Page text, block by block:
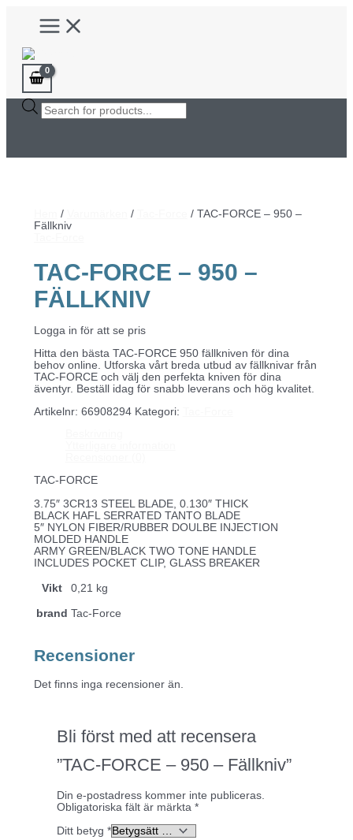
innehåll
Main
Menu
Products
search
/ /
/ TAC-FORCE – 950 –
Fällkniv
TAC-FORCE – 950 –
FÄLLKNIV
Logga in för att se pris
Hitta den bästa TAC-FORCE 950 fällkniven för dina
behov online. Utforska vårt breda utbud av fällknivar från
TAC-FORCE och välj den perfekta kniven för dina
äventyr. Beställ idag för snabb leverans och hög kvalitet.
Artikelnr: 66908294 Kategori:
TAC-FORCE
3.75″ 3CR13 STEEL BLADE, 0.130″ THICK
BLACK HAFL SERRATED TANTO BLADE
5″ NYLON FIBER/RUBBER DOULBE INJECTION
MOLDED HANDLE
ARMY GREEN/BLACK TWO TONE HANDLE
INCLUDES POCKET CLIP, GLASS BREAKER
Vikt 0,21 kg
brand Tac-Force
Recensioner
Det finns inga recensioner än.
Bli först med att recensera
”TAC-FORCE – 950 – Fällkniv”
Din e-postadress kommer inte publiceras.
Obligatoriska fält är märkta *
Ditt betyg *